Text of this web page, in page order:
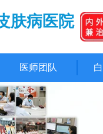
肤病医院
医师团队